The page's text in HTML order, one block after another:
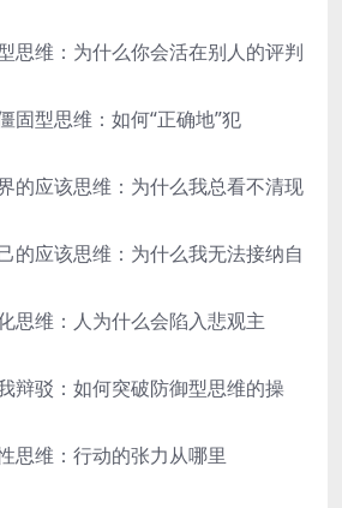
思维：为什么你会活在别人的评判
固型思维：如何“正确地”犯
的应该思维：为什么我总看不清现
的应该思维：为什么我无法接纳自
思维：人为什么会陷入悲观主
辩驳：如何突破防御型思维的操
思维：行动的张力从哪里